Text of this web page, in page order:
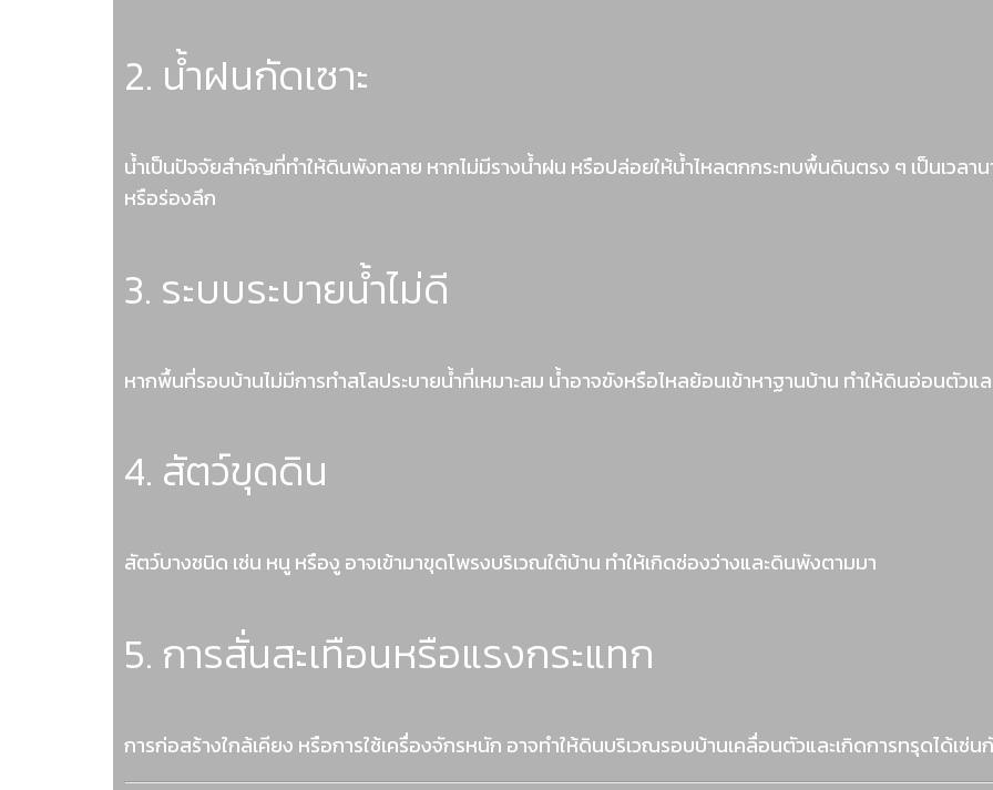
2. น้ำฝนกัดเซาะ
น้ำเป็นปัจจัยสำคัญที่ทำให้ดินพังทลาย หากไม่มีรางน้ำฝน หรือปล่อยให้น้ำไหลตกกระทบพื้นดินตรง ๆ เป็นเวลา
หรือร่องลึก
3. ระบบระบายน้ำไม่ดี
หากพื้นที่รอบบ้านไม่มีการทำสโลประบายน้ำที่เหมาะสม น้ำอาจขังหรือไหลย้อนเข้าหาฐานบ้าน ทำให้ดินอ่อนตัวแ
4. สัตว์ขุดดิน
สัตว์บางชนิด เช่น หนู หรืองู อาจเข้ามาขุดโพรงบริเวณใต้บ้าน ทำให้เกิดช่องว่างและดินพังตามมา
5. การสั่นสะเทือนหรือแรงกระแทก
การก่อสร้างใกล้เคียง หรือการใช้เครื่องจักรหนัก อาจทำให้ดินบริเวณรอบบ้านเคลื่อนตัวและเกิดการทรุดได้เช่น